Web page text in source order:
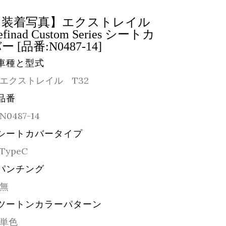
着写真】エクストレイル
Custom Series シートカ
[品番:N0487-14]
種と型式
エクストレイル T32
番
N0487-14
ートカバータイプ
TypeC
ンチング
無
ートンカラーパターン
単色